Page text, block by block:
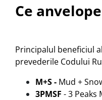
Ce
Principalul beneficiul
prevederile Codului
M+S - Mud +
3PMSF - 3 Peaks